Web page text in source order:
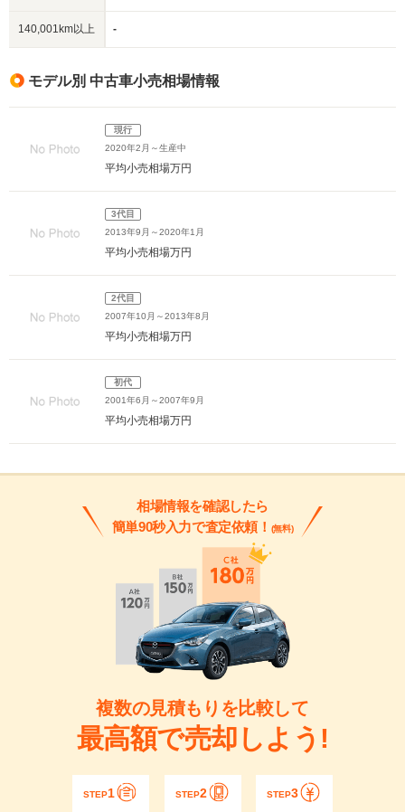
140,001km以上 -
モデル別 中古車小売相場情報
現行
2020年2月～生産中
平均小売相場万円
3代目
2013年9月～2020年1月
平均小売相場万円
2代目
2007年10月～2013年8月
平均小売相場万円
初代
2001年6月～2007年9月
平均小売相場万円
相場情報を確認したら
簡単90秒入力で査定依頼！ (無料)
複数の見積もりを比較して
最高額で売却しよう!
STEP1 STEP2 STEP3